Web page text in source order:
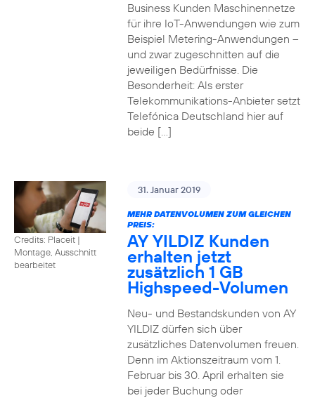
Business Kunden Maschinennetze
für ihre IoT-Anwendungen wie zum
Beispiel Metering-Anwendungen –
und zwar zugeschnitten auf die
jeweiligen Bedürfnisse. Die
Besonderheit: Als erster
Telekommunikations-Anbieter setzt
Telefónica Deutschland hier auf
beide […]
Credits: Placeit |
Montage, Ausschnitt
bearbeitet
31. Januar 2019
MEHR DATENVOLUMEN ZUM GLEICHEN
PREIS:
AY YILDIZ Kunden
erhalten jetzt
zusätzlich 1 GB
Highspeed-Volumen
Neu- und Bestandskunden von AY
YILDIZ dürfen sich über
zusätzliches Datenvolumen freuen.
Denn im Aktionszeitraum vom 1.
Februar bis 30. April erhalten sie
bei jeder Buchung oder